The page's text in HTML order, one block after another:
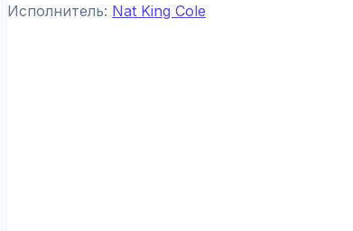
Исполнитель: Nat King Cole